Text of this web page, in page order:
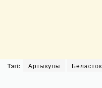
Тэгі: Артыкулы Беласток